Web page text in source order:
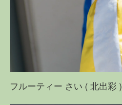
フルーティー さい ( 北出彩 )